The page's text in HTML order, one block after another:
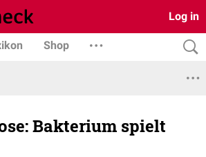
Log in
Shop
Bakterium spielt